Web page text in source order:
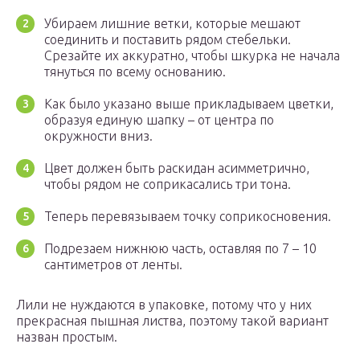
Убираем лишние ветки, которые мешают
соединить и поставить рядом стебельки.
Срезайте их аккуратно, чтобы шкурка не начала
тянуться по всему основанию.
Как было указано выше прикладываем цветки,
образуя единую шапку – от центра по
окружности вниз.
Цвет должен быть раскидан асимметрично,
чтобы рядом не соприкасались три тона.
Теперь перевязываем точку соприкосновения.
Подрезаем нижнюю часть, оставляя по 7 – 10
сантиметров от ленты.
Лили не нуждаются в упаковке, потому что у них
прекрасная пышная листва, поэтому такой вариант
назван простым.